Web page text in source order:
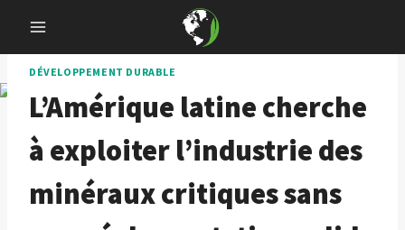
content
DÉVELOPPEMENT DURABLE
L’Amérique latine cherche
à exploiter l’industrie des
minéraux critiques sans